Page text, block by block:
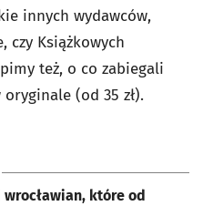
innych wydawców,
czy Książkowych
też, o co zabiegali
(od 35 zł).
które od